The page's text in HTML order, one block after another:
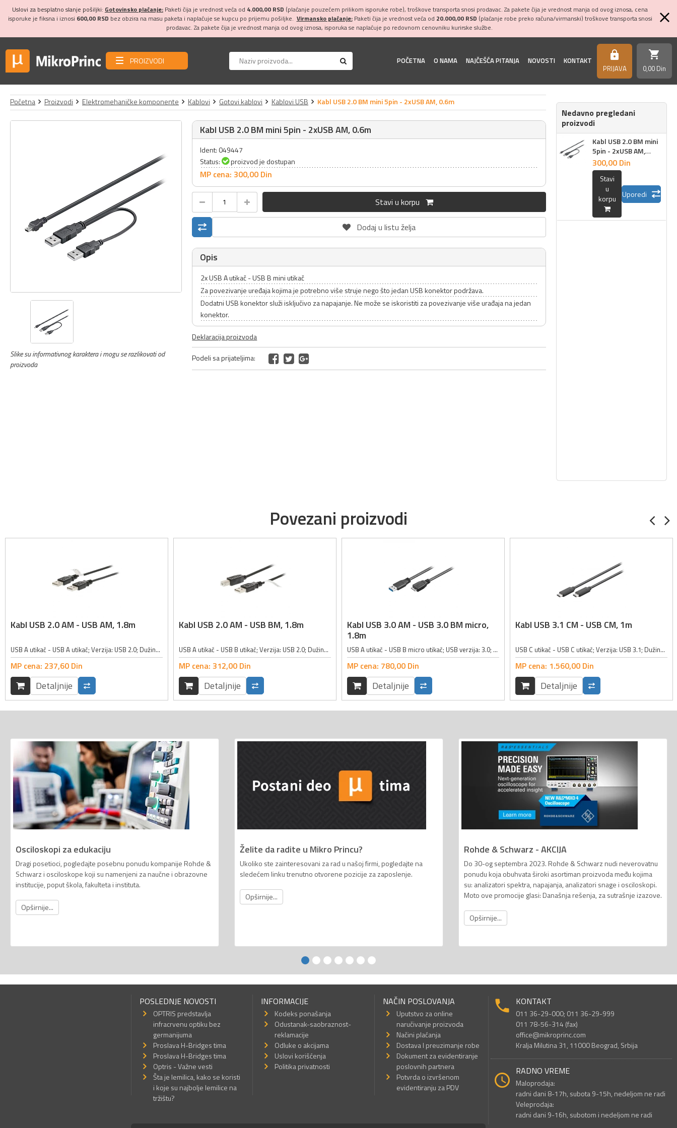
Uslovi za besplatno slanje pošiljki: Gotovinsko plaćanje: Paketi čija je vrednost veća od 4.000,00 RSD (plaćanje pouzećem prilikom isporuke robe), troškove transporta snosi prodavac. Za pakete čija je vrednost manja od ovog iznosa, cena
isporuke je fiksna i iznosi 600,00 RSD bez obzira na masu paketa i naplaćuje se kupcu po prijemu pošiljke. Virmansko plaćanje:Paketi čija je vrednost veća od 20.000,00 RSD (plaćanje robe preko računa/virmanski) troškove transporta snosi
prodavac. Za pakete čija je vrednost manja od ovog iznosa, isporuka se naplaćuje po redovnom cenovniku kurirske službe.
PROIZVODI POČETNA O NAMA NAJČEŠĆA PITANJA NOVOSTI KONTAKT https
PRIJAVA
shopping_cart
0,00 Din
Početna Proizvodi Elektromehaničke komponente Kablovi Gotovi kablovi Kablovi USB Kabl USB 2.0 BM mini 5pin - 2xUSB AM, 0.6m
Slike su informativnog karaktera i mogu se razlikovati od
proizvoda
Kabl USB 2.0 BM mini 5pin - 2xUSB AM, 0.6m
Ident: 049447
Status:
proizvod je dostupan
MP cena: 300,00 Din
Stavi u korpu
Dodaj u listu želja
Opis
2x USB A utikač - USB B mini utikač
Za povezivanje uređaja kojima je potrebno više struje nego što jedan USB konektor podržava.
Dodatni USB konektor služi isključivo za napajanje. Ne može se iskoristiti za povezivanje više urađaja na jedan
konektor.
Deklaracija proizvoda
Podeli sa prijateljima:
Nedavno pregledani
proizvodi
Kabl USB 2.0 BM mini
5pin - 2xUSB AM,
0.6m
300,00 Din
Stavi
u
korpu
Uporedi
Povezani proizvodi
Kabl USB 2.0 AM - USB AM, 1.8m
USB A utikač - USB A utikač; Verzija: USB 2.0; Dužina kabla: 1.8m; Boja: crna;
MP cena: 237,60 Din
Detaljnije
Kabl USB 2.0 AM - USB BM, 1.8m
USB A utikač - USB B utikač; Verzija: USB 2.0; Dužina kabla: 1.8m; Boja: crna;
MP cena: 312,00 Din
Detaljnije
Kabl USB 3.0 AM - USB 3.0 BM micro,
1.8m
USB A utikač - USB B micro utikač; USB verzija: 3.0; Maksimalna brzina prenosa: 5Gbit/s; AWG vrednost: 30; Materijal izrade provodnika: bakar; Dužina kabla: 1.8m; Boja: crna;
MP cena: 780,00 Din
Detaljnije
Kabl USB 3.1 CM - USB CM, 1m
USB C utikač - USB C utikač; Verzija: USB 3.1; Dužina kabla: 1m; Boja: crna
MP cena: 1.560,00 Din
Detaljnije
Osciloskopi za edukaciju
Dragi posetioci, pogledajte posebnu ponudu kompanije Rohde &
Schwarz i osciloskope koji su namenjeni za naučne i obrazovne
institucije, poput škola, fakulteta i instituta.
Opširnije...
Želite da radite u Mikro Princu?
Ukoliko ste zainteresovani za rad u našoj firmi, pogledajte na
sledećem linku trenutno otvorene pozicije za zaposlenje.
Opširnije...
Rohde & Schwarz - AKCIJA
Do 30-og septembra 2023. Rohde & Schwarz nudi neverovatnu
ponudu koja obuhvata široki asortiman proizvoda među kojima
su: analizatori spektra, napajanja, analizatori snage i osciloskopi.
Moto ove promocije glasi: Današnja rešenja, za sutrašnje izazove.
Opširnije...
POSLEDNJE NOVOSTI
OPTRIS predstavlja
infracrvenu optiku bez
germanijuma
Proslava H-Bridges tima
Proslava H-Bridges tima
Optris - Važne vesti
Šta je lemilica, kako se koristi
i koje su najbolje lemilice na
tržištu?
INFORMACIJE
Kodeks ponašanja
Odustanak-saobraznost-
reklamacije
Odluke o akcijama
Uslovi korišćenja
Politika privatnosti
NAČIN POSLOVANJA
Uputstvo za online
naručivanje proizvoda
Načini plaćanja
Dostava I preuzimanje robe
Dokument za evidentiranje
poslovnih partnera
Potvrda o izvršenom
evidentiranju za PDV
KONTAKT
011 36-29-000; 011 36-29-999
011 78-56-314 (fax)
office@mikroprinc.com
Kralja Milutina 31, 11000 Beograd, Srbija
RADNO VREME
Maloprodaja:
radni dani 8-17h, subota 9-15h, nedeljom ne radi
Veleprodaja:
radni dani 9-16h, subotom i nedeljom ne radi